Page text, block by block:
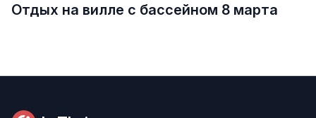
Отдых на вилле с бассейном 8 марта